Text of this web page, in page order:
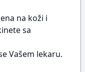
na koži i
sa
Vašem lekaru.